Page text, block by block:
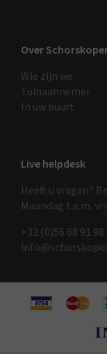
Over
Wie zijn we
Tuinaannemer
In uw buurt
Live helpdesk
Heeft u vragen?
Maandag t.e.m.
+32 (0)56 68 91 98